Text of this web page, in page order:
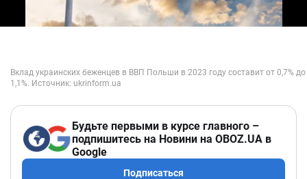
Будьте первыми в курсе главного –
подпишитесь на Новини на OBOZ.UA в
Google
Подписаться